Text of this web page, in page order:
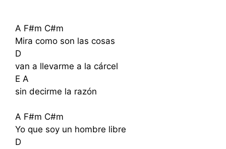
A F#m C#m
Mira como son las cosas
D
van a llevarme a la cárcel
E A
sin decirme la razón
A F#m C#m
Yo que soy un hombre libre
D